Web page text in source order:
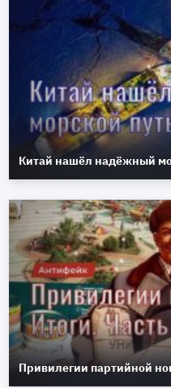
Китай нашёл надёжный
Привилегии партийной